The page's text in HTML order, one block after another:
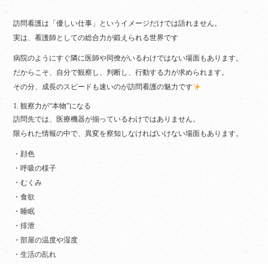
訪問看護は「優しい仕事」というイメージだけでは語れません。
実は、看護師としての総合力が鍛えられる世界です
病院のようにすぐ隣に医師や同僚がいるわけではない場面もあります。
だからこそ、自分で観察し、判断し、行動する力が求められます。
その分、成長のスピードも速いのが訪問看護の魅力です
1. 観察力が“本物”になる
訪問先では、医療機器が揃っているわけではありません。
限られた情報の中で、異変を察知しなければいけない場面もあります。
・顔色
・呼吸の様子
・むくみ
・食欲
・睡眠
・排泄
・部屋の温度や湿度
・生活の乱れ